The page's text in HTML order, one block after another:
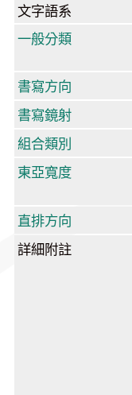
文字語系
一般分類
書寫方向
書寫鏡射
組合類別
東亞寬度
直排方向
詳細附註